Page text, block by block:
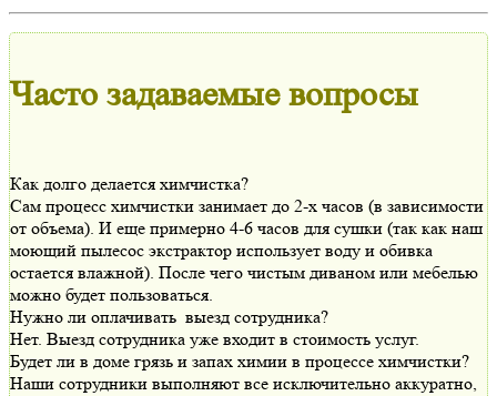
Часто задаваемые вопросы
Как долго делается химчистка?
Сам процесс химчистки занимает до 2-х часов (в зависимости
от объема). И еще примерно 4-6 часов для сушки (так как наш
моющий пылесос экстрактор использует воду и обивка
остается влажной). После чего чистым диваном или мебелью
можно будет пользоваться.
Нужно ли оплачивать выезд сотрудника?
Нет. Выезд сотрудника уже входит в стоимость услуг.
Будет ли в доме грязь и запах химии в процессе химчистки?
Наши сотрудники выполняют все исключительно аккуратно,